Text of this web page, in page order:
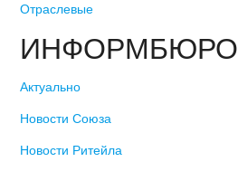
Отраслевые
ИНФОРМБЮРО
Актуально
Новости Союза
Новости Ритейла